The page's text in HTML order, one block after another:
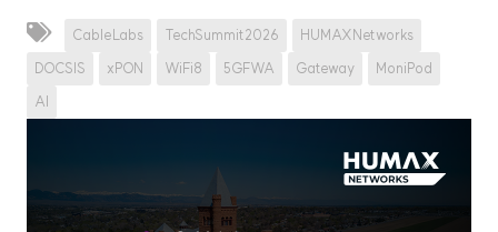
CableLabs TechSummit2026
HUMAXNetworks
DOCSIS
xPON WiFi8 5GFWA Gateway
MoniPod
AI